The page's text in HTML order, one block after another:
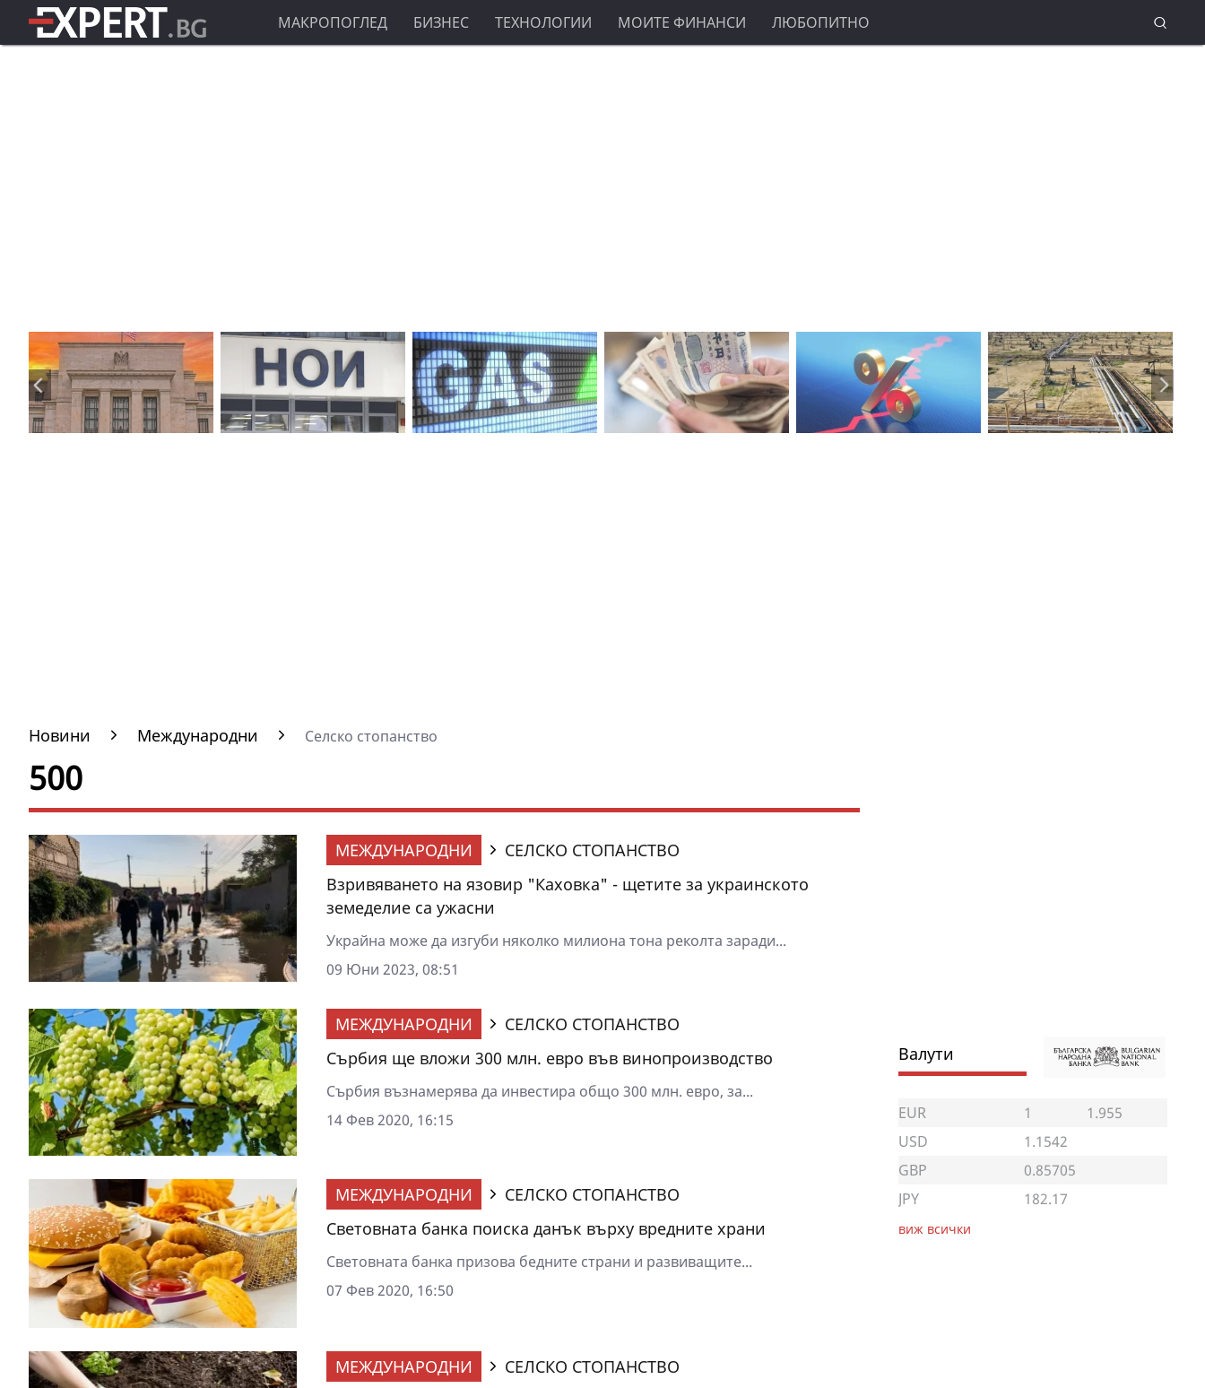
МАКРОПОГЛЕД БИЗНЕС ТЕХНОЛОГИИ МОИТЕ ФИНАНСИ ЛЮБОПИТНО
Новини Международни Селско стопанство
500
МЕЖДУНАРОДНИ
СЕЛСКО СТОПАНСТВО
Взривяването на язовир "Каховка" - щетите за украинското
земеделие са ужасни
Украйна може да изгуби няколко милиона тона реколта заради...
09 Юни 2023, 08:51
МЕЖДУНАРОДНИ
СЕЛСКО СТОПАНСТВО
Сърбия ще вложи 300 млн. евро във винопроизводство
Сърбия възнамерява да инвестира общо 300 млн. евро, за...
14 Фев 2020, 16:15
МЕЖДУНАРОДНИ
СЕЛСКО СТОПАНСТВО
Световната банка поиска данък върху вредните храни
Световната банка призова бедните страни и развиващите...
07 Фев 2020, 16:50
МЕЖДУНАРОДНИ
СЕЛСКО СТОПАНСТВО
Валути
EUR 1
1.955
USD
1.1542
GBP
0.85705
JPY
182.17
виж всички